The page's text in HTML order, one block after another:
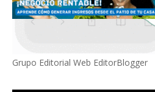
Grupo Editorial Web EditorBlogger